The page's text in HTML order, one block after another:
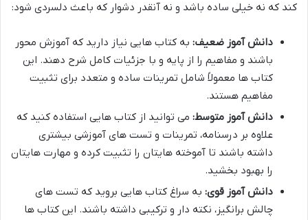
کند که نه خیلی ساده باشد و نه آنقدر دشوار که باعث دلسردی شود:
دانش آموز ضعیف: به کتاب هایی نیاز دارید که آموزش محور
باشند و مفاهیم را از پایه و با جزئیات کامل شرح دهند. این
کتاب ها معمولاً شامل تمرینات ساده و متعدد برای تثبیت
مفاهیم هستند.
دانش آموز متوسط: می توانید از کتاب هایی استفاده کنید که
علاوه بر درسنامه، تمرینات و تست های آموزشی بیشتری
داشته باشند تا آموخته هایتان را تثبیت کرده و مهارت هایتان
را بهبود بخشید.
دانش آموز قوی: به سراغ کتاب هایی بروید که تست های
چالش برانگیز، نکته دار و ترکیبی داشته باشند. این کتاب ها